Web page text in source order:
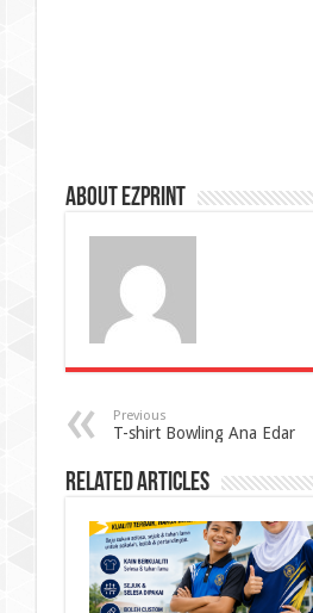
About Ezprint
Previous
T-shirt Bowling Ana Edar
Related Articles